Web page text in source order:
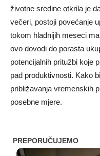
životne sredine otkrila je
večeri, postoji povećanje
tokom hladnijih meseci
ovo dovodi do porasta
potencijalnih pritužbi koje
pad produktivnosti. Kako
približavanja vremenskih
posebne mjere.